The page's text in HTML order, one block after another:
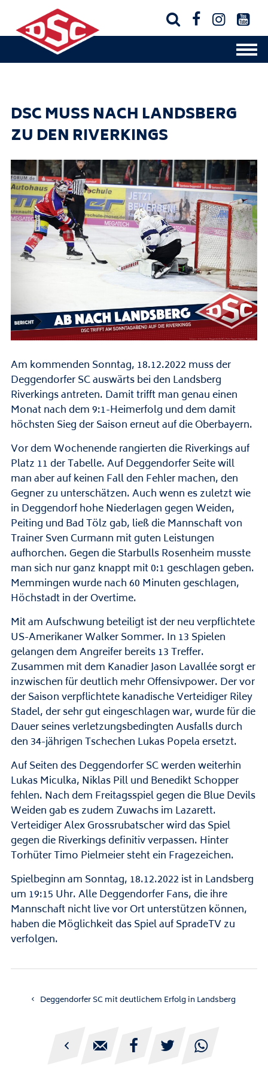
   
DSC MUSS NACH LANDSBERG
ZU DEN RIVERKINGS
Am kommenden Sonntag, 18.12.2022 muss der
Deggendorfer SC auswärts bei den Landsberg
Riverkings antreten. Damit trifft man genau einen
Monat nach dem 9:1-Heimerfolg und dem damit
höchsten Sieg der Saison erneut auf die Oberbayern.
Vor dem Wochenende rangierten die Riverkings auf
Platz 11 der Tabelle. Auf Deggendorfer Seite will
man aber auf keinen Fall den Fehler machen, den
Gegner zu unterschätzen. Auch wenn es zuletzt wie
in Deggendorf hohe Niederlagen gegen Weiden,
Peiting und Bad Tölz gab, ließ die Mannschaft von
Trainer Sven Curmann mit guten Leistungen
aufhorchen. Gegen die Starbulls Rosenheim musste
man sich nur ganz knappt mit 0:1 geschlagen geben.
Memmingen wurde nach 60 Minuten geschlagen,
Höchstadt in der Overtime.
Mit am Aufschwung beteiligt ist der neu verpflichtete
US-Amerikaner Walker Sommer. In 13 Spielen
gelangen dem Angreifer bereits 13 Treffer.
Zusammen mit dem Kanadier Jason Lavallée sorgt er
inzwischen für deutlich mehr Offensivpower. Der vor
der Saison verpflichtete kanadische Verteidiger Riley
Stadel, der sehr gut eingeschlagen war, wurde für die
Dauer seines verletzungsbedingten Ausfalls durch
den 34-jährigen Tschechen Lukas Popela ersetzt.
Auf Seiten des Deggendorfer SC werden weiterhin
Lukas Miculka, Niklas Pill und Benedikt Schopper
fehlen. Nach dem Freitagsspiel gegen die Blue Devils
Weiden gab es zudem Zuwachs im Lazarett.
Verteidiger Alex Grossrubatscher wird das Spiel
gegen die Riverkings definitiv verpassen. Hinter
Torhüter Timo Pielmeier steht ein Fragezeichen.
Spielbeginn am Sonntag, 18.12.2022 ist in Landsberg
um 19:15 Uhr. Alle Deggendorfer Fans, die ihre
Mannschaft nicht live vor Ort unterstützen können,
haben die Möglichkeit das Spiel auf SpradeTV zu
verfolgen.
Deggendorfer SC mit deutlichem Erfolg in Landsberg
    